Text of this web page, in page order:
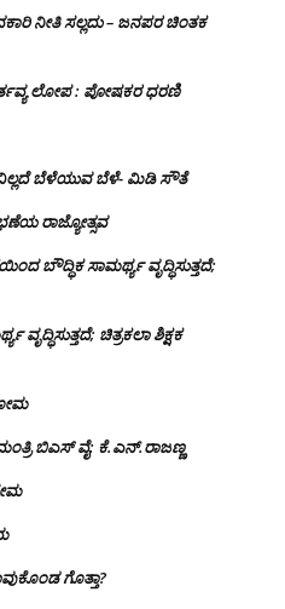
ನೀತಿ ಸಲ್ಲದು – ಜನಪರ ಚಿಂತಕ
ಲೋಪ : ಪೋಷಕರ ಧರಣಿ
ಬೆಳೆಯುವ ಬೆಳೆ- ಮಿಡಿ ಸೌತೆ
ರಾಜ್ಯೋತ್ಸವ
ಬೌದ್ಧಿಕ ಸಾಮರ್ಥ್ಯ ವೃದ್ಧಿಸುತ್ತದೆ;
ಚಿತ್ರಕಲಾ ಶಿಕ್ಷಕ
ಬಿಎಸ್ ವೈ: ಕೆ.ಎನ್.ರಾಜಣ್ಣ
ಗೊತ್ತಾ?